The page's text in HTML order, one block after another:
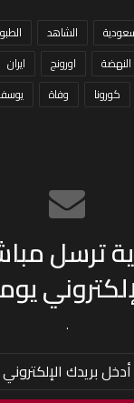
الشاهد
النهضة اورونج ايران
كورونا وفاة
ترسل
.